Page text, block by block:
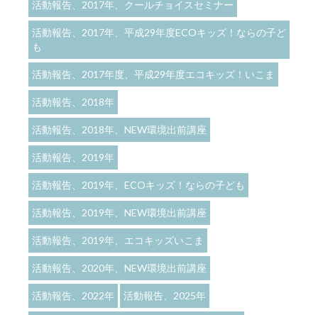
活動報告、2017年、クールチョイスセミナー
活動報告、2017年、平成29年度ECOキッズ！ならの子ど
も
活動報告、2017年度、平成29年度エコキッズ！いこま
活動報告、2018年
活動報告、2018年、NEW環境出前講座
活動報告、2019年
活動報告、2019年、ECOキッズ！ならの子ども
活動報告、2019年、NEW環境出前講座
活動報告、2019年、エコキッズいこま
活動報告、2020年、NEW環境出前講座
活動報告、2022年 活動報告、2025年